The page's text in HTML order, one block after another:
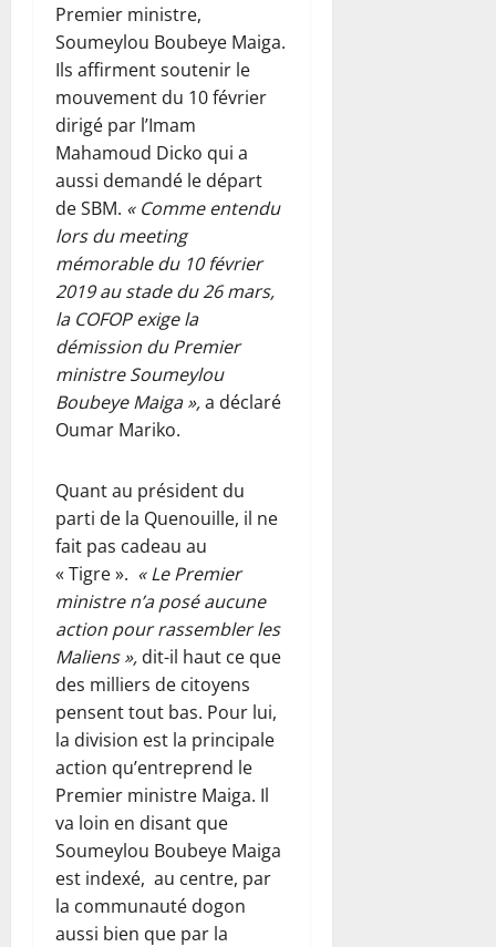
Premier ministre,
Soumeylou Boubeye Maiga.
Ils affirment soutenir le
mouvement du 10 février
dirigé par l’Imam
Mahamoud Dicko qui a
aussi demandé le départ
de SBM. « Comme entendu
lors du meeting
mémorable du 10 février
2019 au stade du 26 mars,
la COFOP exige la
démission du Premier
ministre Soumeylou
Boubeye Maiga »,a déclaré
Oumar Mariko.
Quant au président du
parti de la Quenouille, il ne
fait pas cadeau au
« Tigre ». « Le Premier
ministre n’a posé aucune
action pour rassembler les
Maliens », dit-il haut ce que
des milliers de citoyens
pensent tout bas. Pour lui,
la division est la principale
action qu’entreprend le
Premier ministre Maiga. Il
va loin en disant que
Soumeylou Boubeye Maiga
est indexé, au centre, par
la communauté dogon
aussi bien que par la